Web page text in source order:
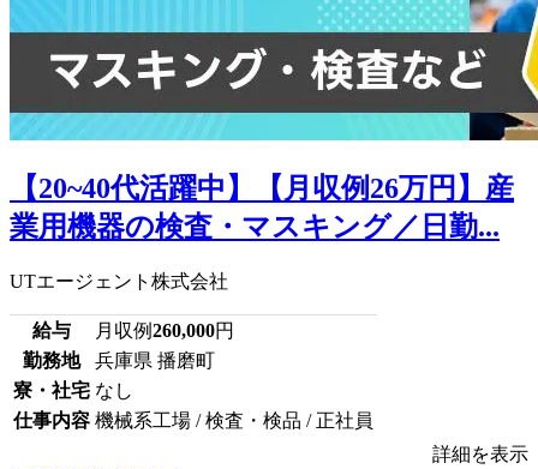
【20~40代活躍中】【月収例26万円】産
業用機器の検査・マスキング／日勤...
UTエージェント株式会社
給与 月収例260,000円
勤務地
兵庫県 播磨町
寮・社宅 なし
仕事内容 機械系工場 / 検査・検品 / 正社員
詳細を表示